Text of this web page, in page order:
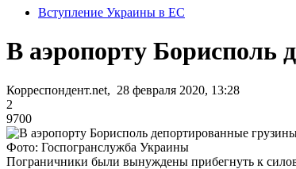
Вступление Украины в ЕС
В аэропорту Борисполь
Корреспондент.net, 28 февраля 2020, 13:28
2
9700
Фото: Госпогранслужба Украины
Пограничники были вынуждены прибегнуть к